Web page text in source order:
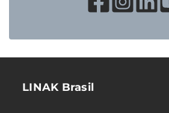
LINAK Brasil